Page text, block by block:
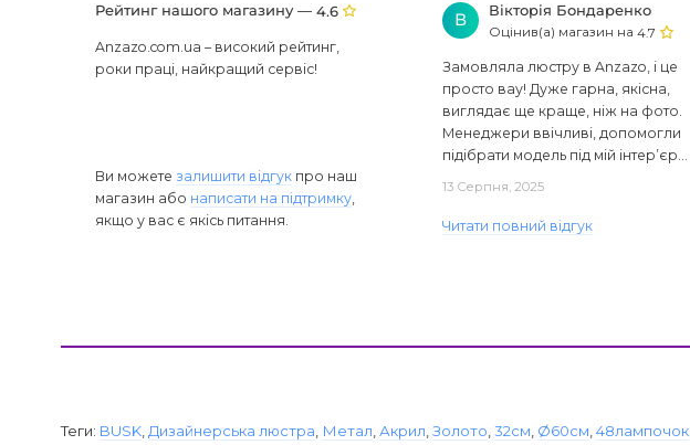
Рейтинг нашого магазину —4.6
Anzazo.com.ua – високий рейтинг,
роки праці, найкращий сервіс!
Ви можете залишити відгук про наш
магазин або написати на підтримку,
якщо у вас є якісь питання.
В
Вікторія Бондаренко
Оцінив(а) магазин на4.7
Замовляла люстру в Anzazo, і це
просто вау! Дуже гарна, якісна,
виглядає ще краще, ніж на фото.
Менеджери ввічливі, допомогли
підібрати модель під мій інтер’єр...
13 Серпня, 2025
Читати повний відгук
Теги: BUSK Дизайнерська люстра Метал Акрил ,Золото ,32см Ø60см ,48лампочок